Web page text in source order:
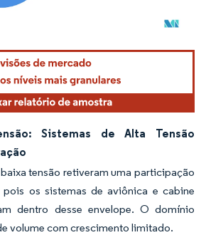
O reuso requer atribuição conforme CC BY 4.0.
Sistemas de Alta Tensão
tensão retiveram uma participação
pois os sistemas de aviônica e cabine
dentro desse envelope. O domínio
volume com crescimento limitado.